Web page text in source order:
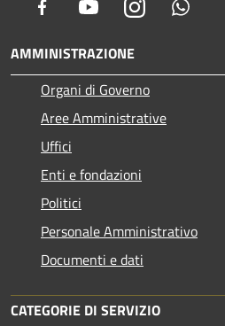
Facebook YoutubeInstagram
AMMINISTRAZIONE
Organi di Governo
Aree Amministrative
Uffici
Enti e fondazioni
Politici
Personale Amministrativo
Documenti e dati
CATEGORIE DI SERVIZIO